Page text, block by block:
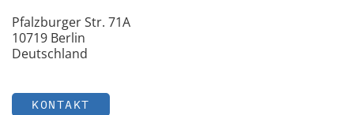
Pfalzburger Str. 71A
10719 Berlin
Deutschland
KONTAKT